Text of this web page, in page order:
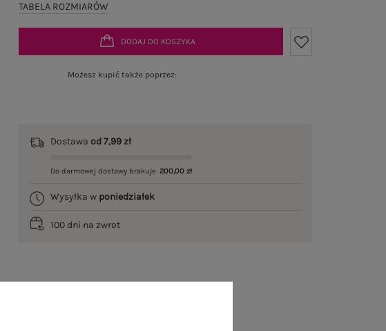
TABELA ROZMIARÓW
DODAJ DO KOSZYKA
Możesz kupić także poprzez:
Dostawaod 7,99 zł
Do darmowej dostawy brakuje 200,00 zł
Wysyłka w poniedziałek
100 dni na zwrot